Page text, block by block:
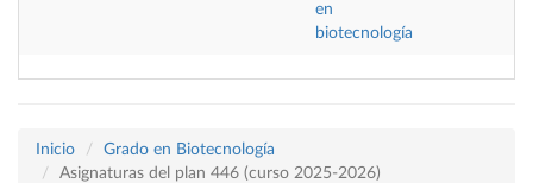
en
biotecnología
Inicio
Grado en Biotecnología
Asignaturas del plan 446 (curso 2025-2026)